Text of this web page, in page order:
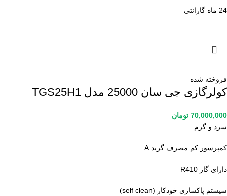
24 ماه گارانتی
فروخته شده
کولرگازی جی سان 25000 مدل TGS25H1
70,000,000 تومان
سرد و گرم
کمپرسور کم مصرف گرید A
دارای گاز R410
سیستم پاکسازی خودکار (self clean)